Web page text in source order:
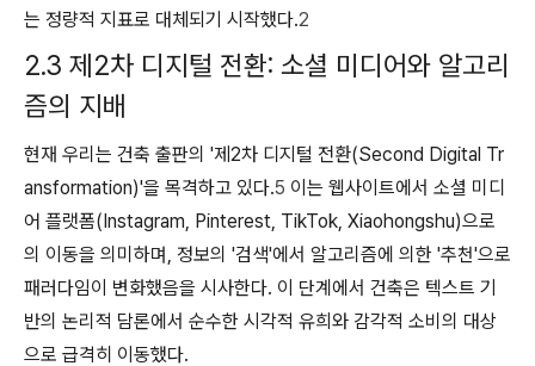
는 정량적 지표로 대체되기 시작했다.2
2.3 제2차 디지털 전환: 소셜 미디어와 알고리
즘의 지배
현재 우리는 건축 출판의 '제2차 디지털 전환(Second Digital Tr
ansformation)'을 목격하고 있다.5 이는 웹사이트에서 소셜 미디
어 플랫폼(Instagram, Pinterest, TikTok, Xiaohongshu)으로
의 이동을 의미하며, 정보의 '검색'에서 알고리즘에 의한 '추천'으로
패러다임이 변화했음을 시사한다. 이 단계에서 건축은 텍스트 기
반의 논리적 담론에서 순수한 시각적 유희와 감각적 소비의 대상
으로 급격히 이동했다.